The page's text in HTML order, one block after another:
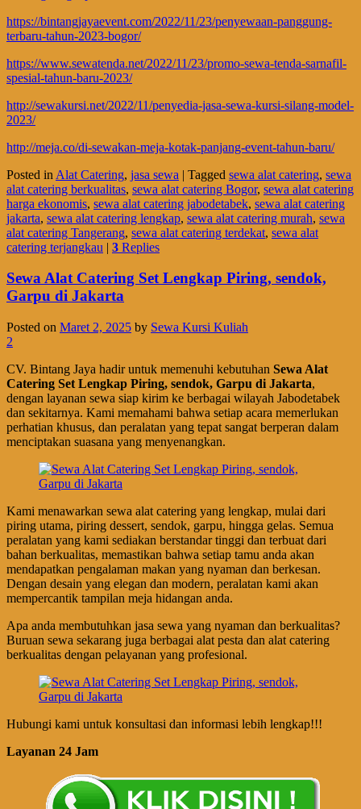
https://bintangjayaevent.com/2022/11/23/penyewaan-panggung-
terbaru-tahun-2023-bogor/
https://www.sewatenda.net/2022/11/23/promo-sewa-tenda-sarnafil-
spesial-tahun-baru-2023/
http://sewakursi.net/2022/11/penyedia-jasa-sewa-kursi-silang-model-
2023/
http://meja.co/di-sewakan-meja-kotak-panjang-event-tahun-baru/
Posted in Alat Catering, jasa sewa | Tagged sewa alat catering, sewa
alat catering berkualitas, sewa alat catering Bogor, sewa alat catering
harga ekonomis, sewa alat catering jabodetabek, sewa alat catering
jakarta, sewa alat catering lengkap, sewa alat catering murah, sewa
alat catering Tangerang, sewa alat catering terdekat, sewa alat
catering terjangkau | 3 Replies
Sewa Alat Catering Set Lengkap Piring, sendok,
Garpu di Jakarta
Posted on Maret 2, 2025 by Sewa Kursi Kuliah
2
CV. Bintang Jaya hadir untuk memenuhi kebutuhan Sewa Alat
Catering Set Lengkap Piring, sendok, Garpu di Jakarta,
dengan layanan sewa siap kirim ke berbagai wilayah Jabodetabek
dan sekitarnya. Kami memahami bahwa setiap acara memerlukan
perhatian khusus, dan peralatan yang tepat sangat berperan dalam
menciptakan suasana yang menyenangkan.
Kami menawarkan sewa alat catering yang lengkap, mulai dari
piring utama, piring dessert, sendok, garpu, hingga gelas. Semua
peralatan yang kami sediakan berstandar tinggi dan terbuat dari
bahan berkualitas, memastikan bahwa setiap tamu anda akan
mendapatkan pengalaman makan yang nyaman dan berkesan.
Dengan desain yang elegan dan modern, peralatan kami akan
mempercantik tampilan meja hidangan anda.
Apa anda membutuhkan jasa sewa yang nyaman dan berkualitas?
Buruan sewa sekarang juga berbagai alat pesta dan alat catering
berkualitas dengan pelayanan yang profesional.
Hubungi kami untuk konsultasi dan informasi lebih lengkap!!!
Layanan 24 Jam